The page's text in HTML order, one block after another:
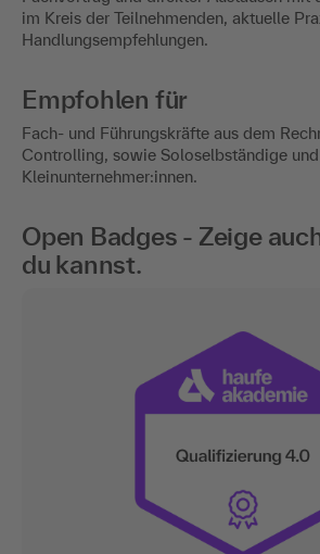
im Kreis der Teilnehmenden, aktuelle
Handlungsempfehlungen.
Empfohlen für
Fach- und Führungskräfte aus dem
Controlling, sowie Soloselbständige und
Kleinunternehmer:innen.
Open Badges - Zeige
du kannst.